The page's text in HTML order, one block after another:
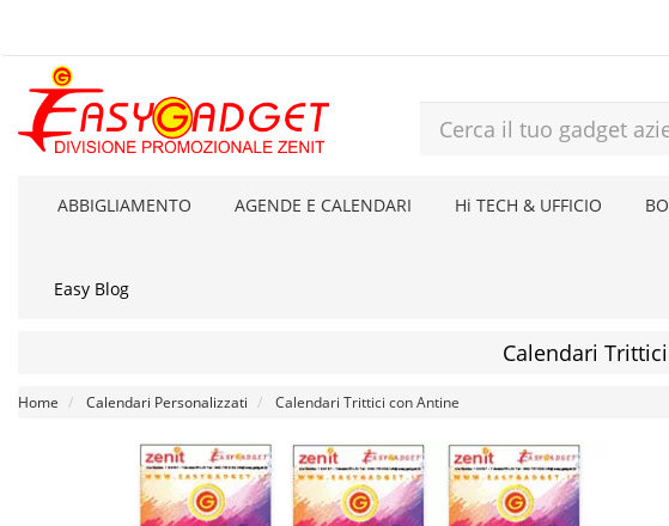
ABBIGLIAMENTO AGENDE E CALENDARI Hi TECH & UFFICIO
Easy Blog
Calendari
Home Calendari Personalizzati Calendari Trittici con Antine